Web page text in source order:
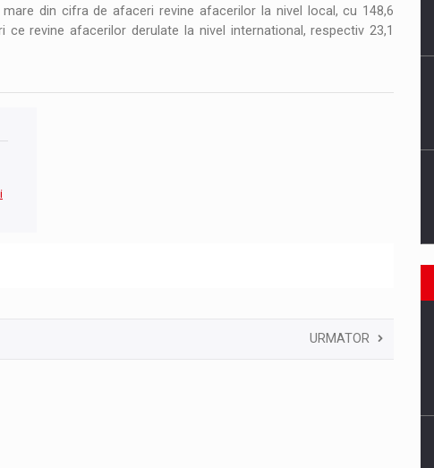
din cifra de afaceri revine afacerilor la nivel local, cu 148,6
revine afacerilor derulate la nivel international, respectiv 23,1
URMATOR